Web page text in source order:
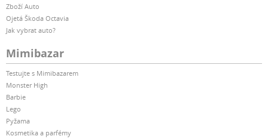
Zboží Auto
Ojetá Škoda Octavia
Jak vybrat auto?
Mimibazar
Testujte s Mimibazarem
Monster High
Barbie
Lego
Pyžama
Kosmetika a parfémy